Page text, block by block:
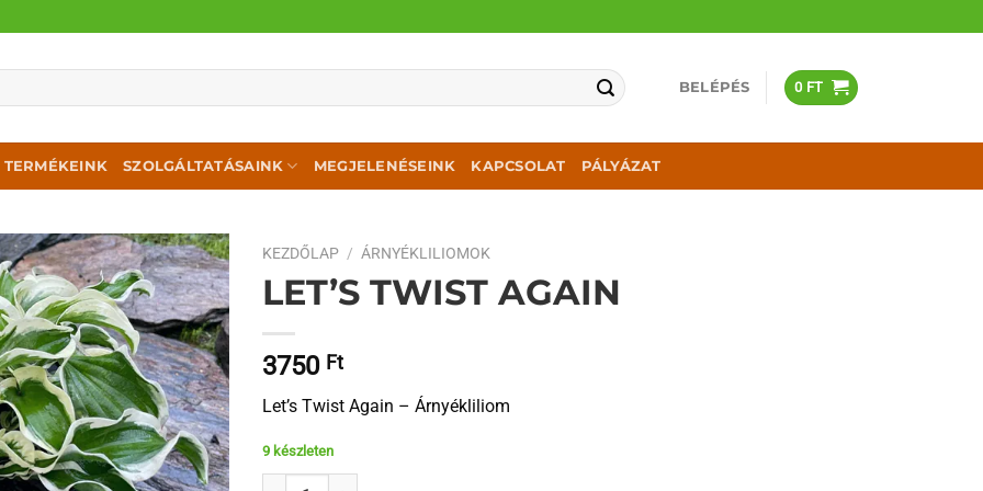
BELÉPÉS 0 FT
TERMÉKEINK SZOLGÁLTATÁSAINK MEGJELENÉSEINK KAPCSOLAT PÁLYÁZAT
KEZDŐLAP / ÁRNYÉKLILIOMOK
LET’S TWIST AGAIN
3750 Ft
Let’s Twist Again – Árnyékliliom
9 készleten
Let's Twist Again mennyiség